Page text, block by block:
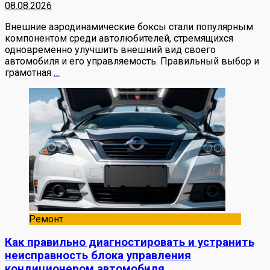
08.08.2026
Внешние аэродинамические боксы стали популярным
компонентом среди автолюбителей, стремящихся
одновременно улучшить внешний вид своего
автомобиля и его управляемость. Правильный выбор и
грамотная …
Ремонт
Как правильно диагностировать и устранить
неисправность блока управления